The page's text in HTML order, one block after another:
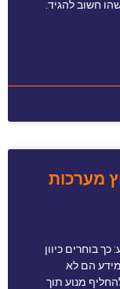
חשוב להגיד.
מערכות
בוחרים כיוון
מידע הם לא
מנוע תוך